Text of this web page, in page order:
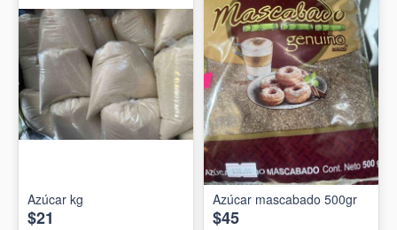
Azúcar kg
$21
Azúcar mascabado 500gr
$45